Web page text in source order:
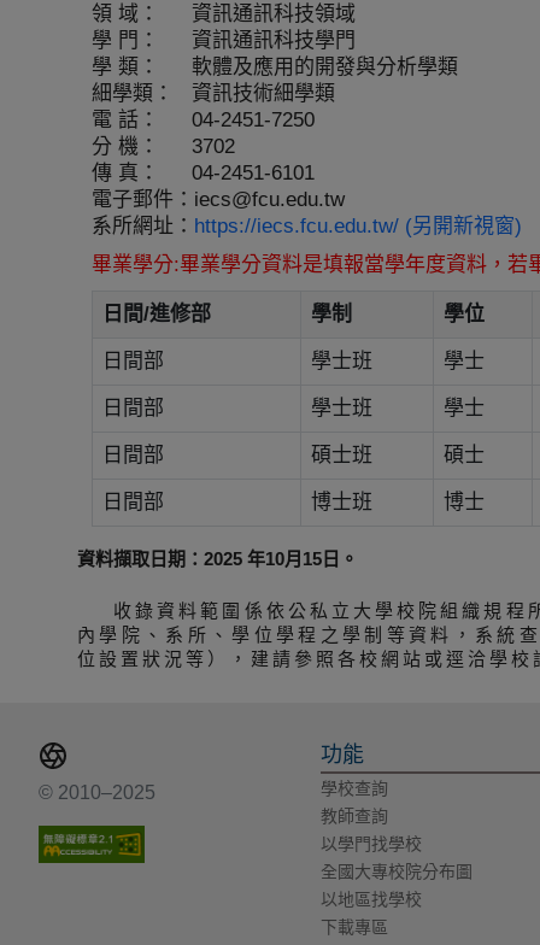
領 域：
資訊通訊科技領域
學 門：
資訊通訊科技學門
學 類：
軟體及應用的開發與分析學類
細學類：
資訊技術細學類
電 話：
04-2451-7250
分 機：
3702
傳 真：
04-2451-6101
電子郵件： iecs@fcu.edu.tw
系所網址： https://iecs.fcu.edu.tw/ (另開新視窗)
畢業學分:畢業學分資料是填報當學年度資料，
日間/進修部 學制 學位
日間部 學士班 學士
日間部 學士班 學士
日間部 碩士班 碩士
日間部 博士班 博士
資料擷取日期：2025 年10月15日。
收錄資料範圍係依公私立大學校院組織規
內學院、系所、學位學程之學制等資料，系統
位設置狀況等），建請參照各校網站或逕洽學校
© 2010–2025
功能
學校查詢
教師查詢
以學門找學校
全國大專校院分布圖
以地區找學校
下載專區